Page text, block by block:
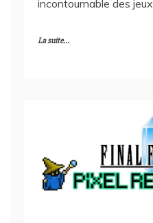
incontournable des jeux
La suite...